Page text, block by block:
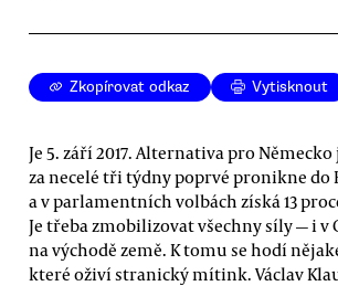
Zkopírovat odkaz Vytisknout
Je 5. září 2017. Alternativa pro Německo
za necelé tři týdny poprvé pronikne do
a v parlamentních volbách získá 13
Je třeba zmobilizovat všechny síly — i v
na východě země. K tomu se hodí
které oživí stranický mítink. Václav